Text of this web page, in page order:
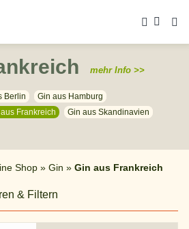
mehr Info >>
Berlin
Gin aus Hamburg
Frankreich
Gin aus Skandinavien
Shop» Gin » Gin aus Frankreich
& Filtern